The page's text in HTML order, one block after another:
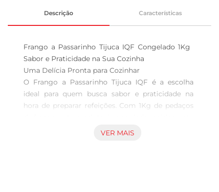
Descrição Características
Frango a Passarinho Tijuca IQF Congelado 1Kg
Sabor e Praticidade na Sua Cozinha
Uma Delícia Pronta para Cozinhar
O Frango a Passarinho Tijuca IQF é a escolha
ideal para quem busca sabor e praticidade na
hora de preparar refeições. Com 1Kg de pedaços
para preservar seu frescor e qualidade,
VER MAIS